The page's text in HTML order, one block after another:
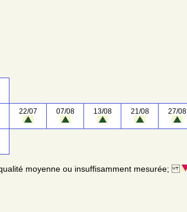
22/07 07/08 13/08 21/08 27/08
moyenne ou insuffisamment mesurée;